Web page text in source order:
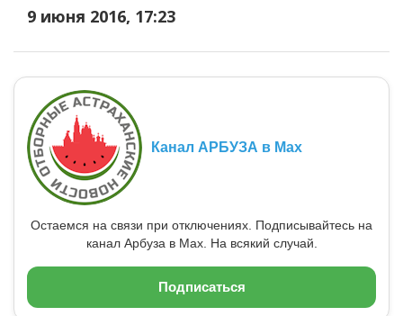
9 июня 2016, 17:23
Канал АРБУЗА в Max
Остаемся на связи при отключениях. Подписывайтесь на
канал Арбуза в Max. На всякий случай.
Подписаться